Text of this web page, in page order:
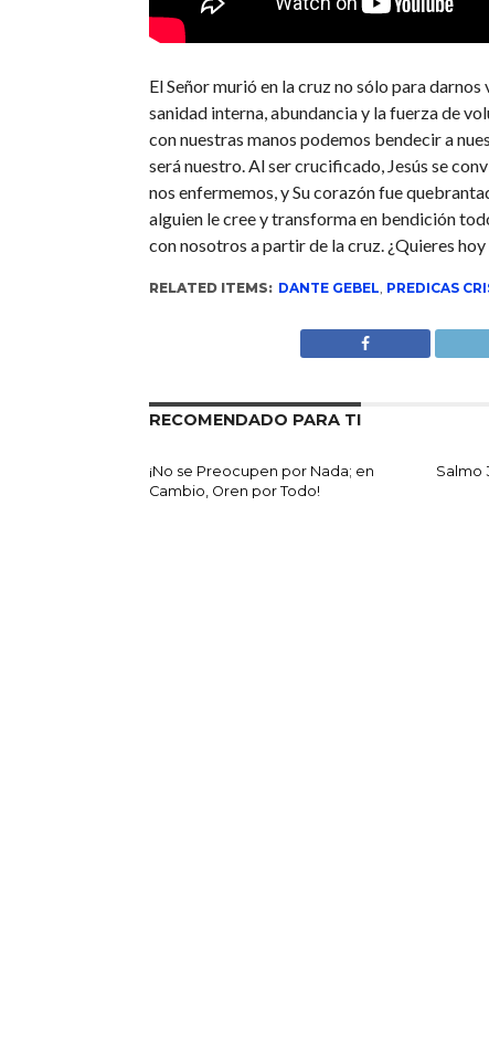
El Señor murió en la cruz no sólo para
sanidad interna, abundancia y la fuerza de
con nuestras manos podemos bendecir a
será nuestro. Al ser crucificado, Jesús se
nos enfermemos, y Su corazón fue
alguien le cree y transforma en bendición
con nosotros a partir de la cruz. ¿Quieres
RELATED ITEMS: DANTE GEBEL PREDICAS
RECOMENDADO PARA TI
¡No se Preocupen por Nada; en
Cambio, Oren por Todo!
Salmo